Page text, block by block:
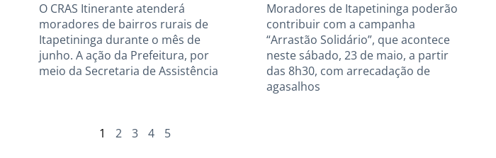
O CRAS Itinerante atenderá
moradores de bairros rurais de
Itapetininga durante o mês de
junho. A ação da Prefeitura, por
meio da Secretaria de Assistência
Moradores de Itapetininga poderão
contribuir com a campanha
“Arrastão Solidário”, que acontece
neste sábado, 23 de maio, a partir
das 8h30, com arrecadação de
agasalhos
1 2 3 4 5